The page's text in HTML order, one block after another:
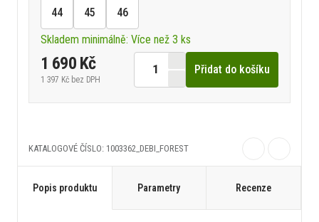
44 45
46
Skladem minimálně: Více než 3 ks
1 690 Kč
1 397 Kč bez DPH
Přidat do košíku
KATALOGOVÉ ČÍSLO: 1003362_DEBI_FOREST
Popis produktu Parametry Recenze